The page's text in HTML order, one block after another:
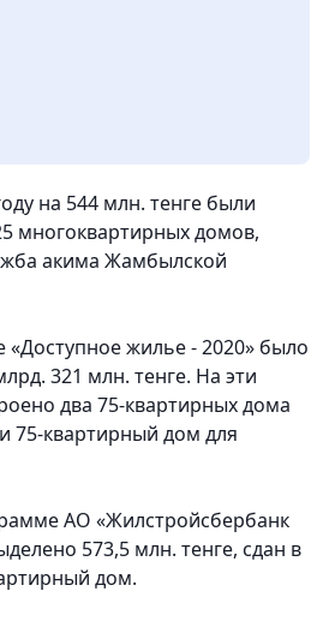
на 544 млн. тенге были
многоквартирных домов,
акима Жамбылской
жилье - 2020» было
321 млн. тенге. На эти
два 75-квартирных дома
75-квартирный дом для
АО «Жилстройсбербанк
573,5 млн. тенге, сдан в
дом.